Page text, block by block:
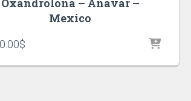
Oxandrolona – Anavar –
Mexico
$